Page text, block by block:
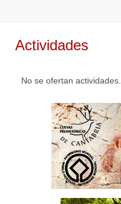
Actividades
No se ofertan actividades.